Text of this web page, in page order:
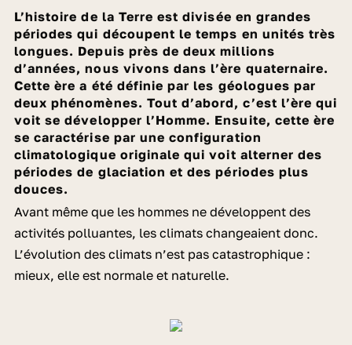
L’histoire de la Terre est divisée en grandes
périodes qui découpent le temps en unités très
longues. Depuis près de deux millions
d’années, nous vivons dans l’ère quaternaire.
Cette ère a été définie par les géologues par
deux phénomènes. Tout d’abord, c’est l’ère qui
voit se développer l’Homme. Ensuite, cette ère
se caractérise par une configuration
climatologique originale qui voit alterner des
périodes de glaciation et des périodes plus
douces.
Avant même que les hommes ne développent des
activités polluantes, les climats changeaient donc.
L’évolution des climats n’est pas catastrophique :
mieux, elle est normale et naturelle.